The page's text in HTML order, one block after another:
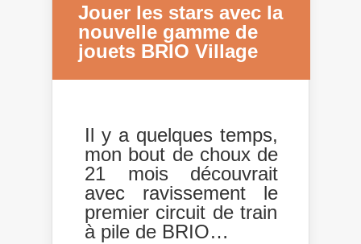
Jouer les stars avec la
nouvelle gamme de
jouets BRIO Village
Il y a quelques temps,
mon bout de choux de
21 mois découvrait
avec ravissement le
premier circuit de train
à pile de BRIO…